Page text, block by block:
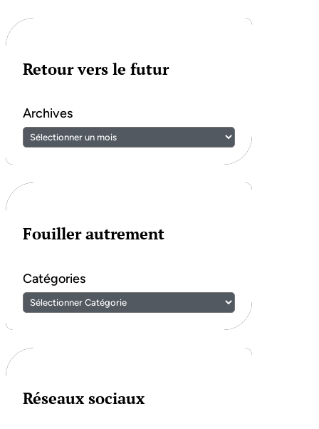
Retour vers le futur
Archives
Fouiller autrement
Catégories
Réseaux sociaux